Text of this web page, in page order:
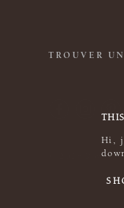
Hi,
TROUVER
© 2026 Rowan